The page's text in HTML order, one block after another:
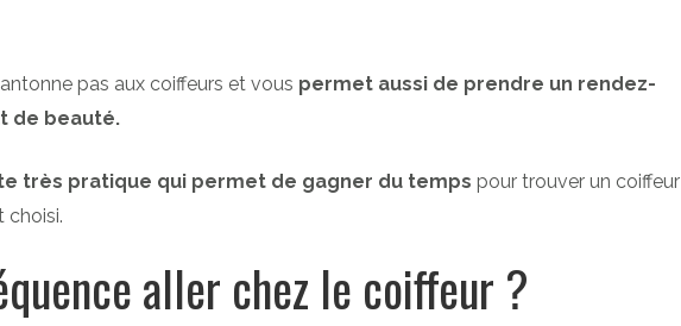
pas aux coiffeurs et vous permet aussi de prendre un rendez-
de beauté.
très pratique qui permet de gagner du temps pour trouver un coiffeur
choisi.
aller chez le coiffeur ?